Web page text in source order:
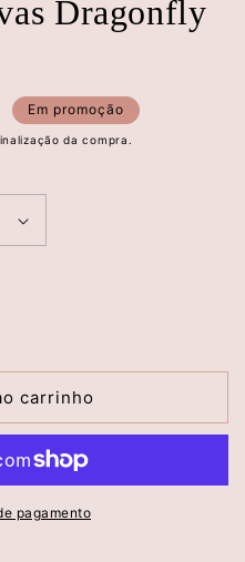
Dragonfly
Em promoção
da compra.
carrinho
pagamento